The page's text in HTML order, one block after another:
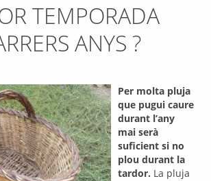
TEMPORADA
ANYS ?
Per molta pluja
que pugui caure
durant l’any
mai serà
suficient si no
plou durant la
tardor. La pluja